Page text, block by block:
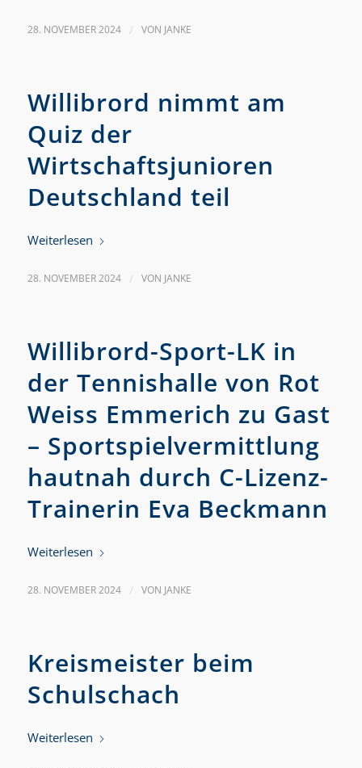
28. NOVEMBER 2024 / VON JANKE
Willibrord nimmt am
Quiz der
Wirtschaftsjunioren
Deutschland teil
Weiterlesen
28. NOVEMBER 2024 / VON JANKE
Willibrord-Sport-LK in
der Tennishalle von Rot
Weiss Emmerich zu Gast
– Sportspielvermittlung
hautnah durch C-Lizenz-
Trainerin Eva Beckmann
Weiterlesen
28. NOVEMBER 2024 / VON JANKE
Kreismeister beim
Schulschach
Weiterlesen